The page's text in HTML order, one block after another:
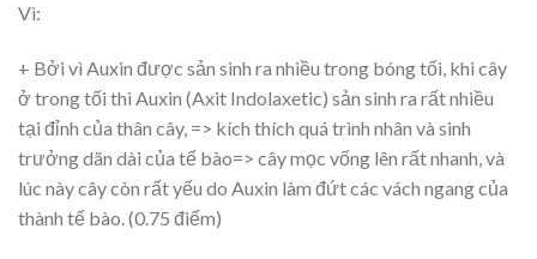
Vì:
+ Bởi vì Auxin được sản sinh ra nhiều trong bóng tối, khi cây
ở trong tối thì Auxin (Axit Indolaxetic) sản sinh ra rất nhiều
tại đỉnh của thân cây, => kích thích quá trình nhân và sinh
trưởng dãn dài của tế bào=> cây mọc vống lên rất nhanh, và
lúc này cây còn rất yếu do Auxin làm đứt các vách ngang của
thành tế bào. (0.75 điểm)